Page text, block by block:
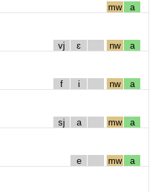
mw a
vj ɛ nw a
f i nw a
sj a mw a
e mw a